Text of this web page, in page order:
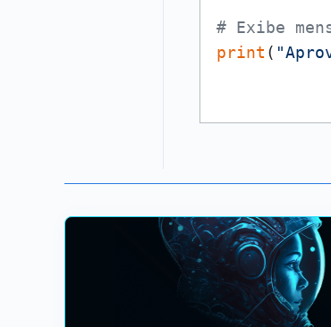
# Exibe
print (